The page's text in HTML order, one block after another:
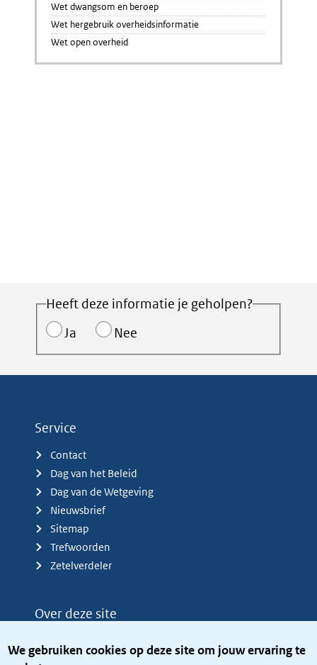
We gebruiken cookies op deze site om jouw ervaring te
Wet dwangsom en beroep
Wet hergebruik overheidsinformatie
Wet open overheid
Heeft deze informatie je geholpen?
Ja
Nee
Service
Contact
Dag van het Beleid
Dag van de Wetgeving
Nieuwsbrief
Sitemap
Trefwoorden
Zetelverdeler
Over deze site
Privacy